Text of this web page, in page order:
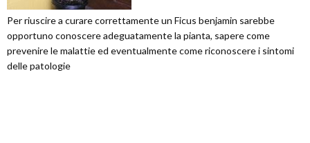
Per riuscire a curare correttamente un Ficus benjamin sarebbe
opportuno conoscere adeguatamente la pianta, sapere come
prevenire le malattie ed eventualmente come riconoscere i sintomi
delle patologie